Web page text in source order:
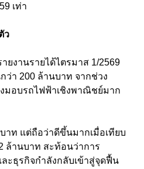
เท่า
ว
ายงานรายได้ไตรมาส 1/2569
ว่า 200 ล้านบาท จากช่วง
มอบรถไฟฟ้าเชิงพาณิชย์มาก
าท แต่ถือว่าดีขึ้นมากเมื่อเทียบ
ล้านบาท สะท้อนว่าการ
ะธุรกิจกำลังกลับเข้าสู่จุดฟื้น